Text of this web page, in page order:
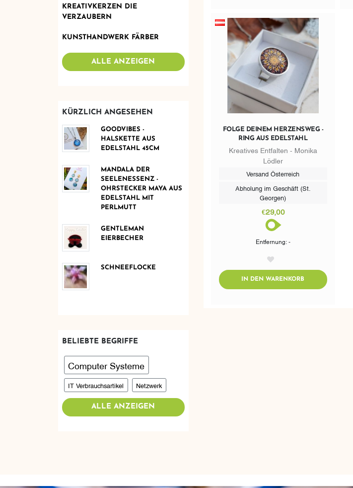
KREATIVKERZEN DIE
VERZAUBERN
KUNSTHANDWERK FÄRBER
ALLE ANZEIGEN
KÜRZLICH ANGESEHEN
GOODVIBES -
HALSKETTE AUS
EDELSTAHL 45CM
MANDALA DER
SEELENESSENZ -
OHRSTECKER MAYA AUS
EDELSTAHL MIT
PERLMUTT
GENTLEMAN
EIERBECHER
SCHNEEFLOCKE
BELIEBTE BEGRIFFE
Computer Systeme
IT Verbrauchsartikel Netzwerk
ALLE ANZEIGEN
FOLGE DEINEM HERZENSWEG -
RING AUS EDELSTAHL
Kreatives Entfalten - Monika
Lödler
Versand Österreich
Abholung im Geschäft (St.
Georgen)
€29,00
Entfernung: -
IN DEN WARENKORB ADDTOCART